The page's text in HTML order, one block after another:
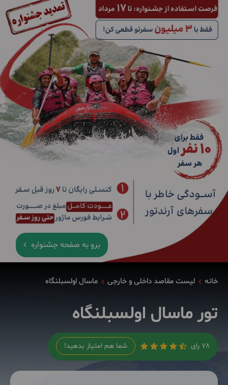
برو به صفحه جشنواره
خانه لیست مقاصد داخلی و خارجی ماسال اولسبلنگاه
تور ماسال اولسبلنگاه
78 رای شما هم امتیاز بدهید!